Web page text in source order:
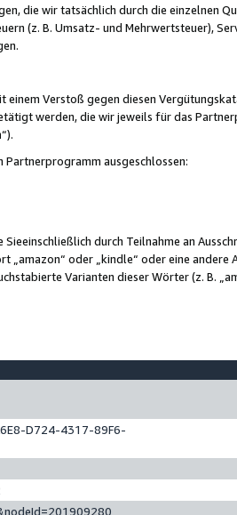
die wir tatsächlich durch die einzelnen
(z. B. Umsatz- und Mehrwertsteuer),
einem Verstoß gegen diesen
werden, die wir jeweils für das
“).
ausgeschlossen:
durch Teilnahme an
oder „kindle“ oder eine andere
Varianten dieser Wörter (z. B.
D724-4317-89F6-